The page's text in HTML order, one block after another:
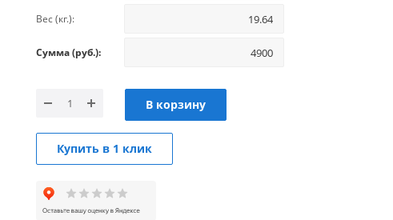
Вес (кг.):
Сумма (руб.):
В корзину
Купить в 1 клик